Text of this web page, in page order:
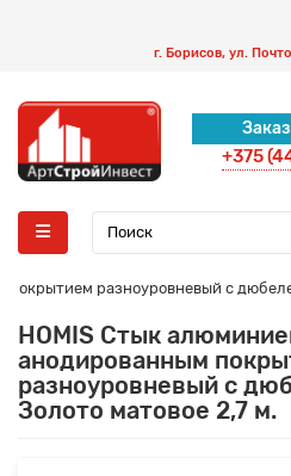
г. Борисов, ул.
+375
разноуровневый с
HOMIS Стык
анодированным
разноуровневый с
Золото матовое 2,7 м.